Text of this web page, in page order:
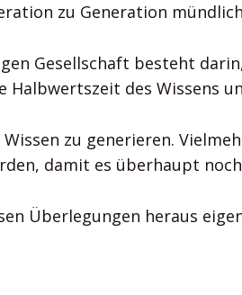
zu Generation
Gesellschaft besteht
Halbwertszeit des
zu generieren.
damit es überhaupt
Überlegungen heraus